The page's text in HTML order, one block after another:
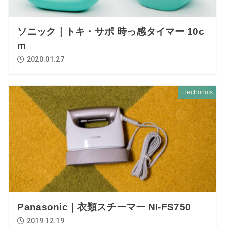
ソニック｜トキ・サポ 時っ感タイマー 10c
m
2020.01.27
Electronics
Panasonic｜衣類スチーマー NI-FS750
2019.12.19